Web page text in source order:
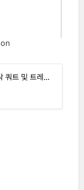
on
무료 스탁 차트, 스탁 쿼트 및 트레이드 아이디어